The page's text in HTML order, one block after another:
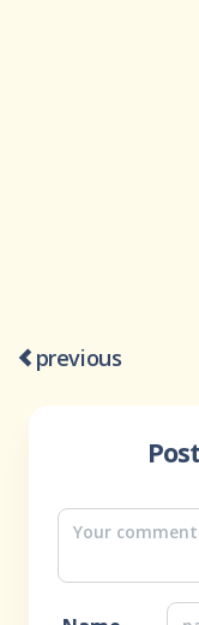
previous